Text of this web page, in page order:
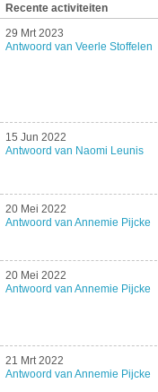
Recente activiteiten
29 Mrt 2023
Antwoord van Veerle Stoffelen
15 Jun 2022
Antwoord van Naomi Leunis
20 Mei 2022
Antwoord van Annemie Pijcke
20 Mei 2022
Antwoord van Annemie Pijcke
21 Mrt 2022
Antwoord van Annemie Pijcke